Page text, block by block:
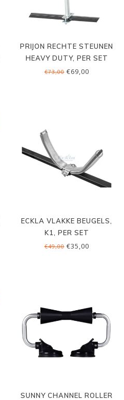
PRIJON RECHTE STEUNEN
HEAVY DUTY, PER SET
€73,00€69,00
ECKLA VLAKKE BEUGELS,
K1, PER SET
€49,00€35,00
SUNNY CHANNEL ROLLER